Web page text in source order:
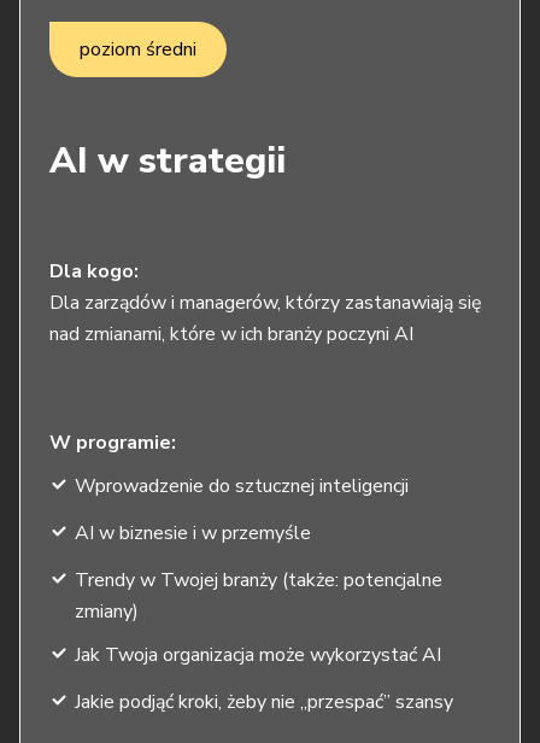
poziom średni
AI w strategii
Dla kogo:
Dla zarządów i managerów, którzy zastanawiają się
nad zmianami, które w ich branży poczyni AI
W programie:
Wprowadzenie do sztucznej inteligencji
AI w biznesie i w przemyśle
Trendy w Twojej branży (także: potencjalne
zmiany)
Jak Twoja organizacja może wykorzystać AI
Jakie podjąć kroki, żeby nie „przespać” szansy